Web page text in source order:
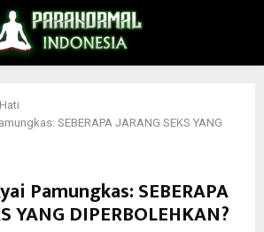
SEBERAPA JARANG SEKS YANG
Pamungkas: SEBERAPA
YANG DIPERBOLEHKAN?